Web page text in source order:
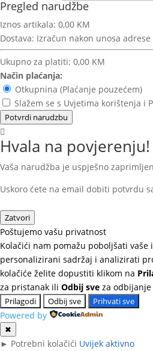
Pregled narudžbe
Iznos artikala: 0,00 KM
Dostava: Izračun nakon unosa adrese
Ukupno za platiti: 0,00 KM
Način plaćanja:
Otkupnina (Plaćanje pouzećem)
Slažem se s Uvjetima korištenja i
Potvrdi narudzbu
Hvala na povjerenju!
Vaša narudžba je uspješno
Uskoro ćete na email dobiti potvrdu
Zatvori
Poštujemo vašu privatnost
Kolačići nam pomažu poboljšati vaše
personalizirani sadržaj i analizirati
kolačiće želite dopustiti klikom na
za pristanak ili Odbij sve za
Prilagodi Odbij sve Prihvati sve
Powered by
✖
► Potrebni kolačići Uvijek aktivno